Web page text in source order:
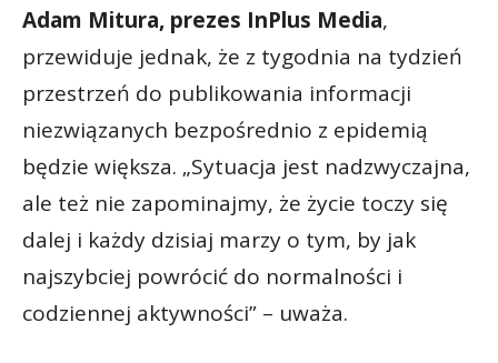
Adam Mitura, prezes InPlus Media,
przewiduje jednak, że z tygodnia na tydzień
przestrzeń do publikowania informacji
niezwiązanych bezpośrednio z epidemią
będzie większa. „Sytuacja jest nadzwyczajna,
ale też nie zapominajmy, że życie toczy się
dalej i każdy dzisiaj marzy o tym, by jak
najszybciej powrócić do normalności i
codziennej aktywności” – uważa.